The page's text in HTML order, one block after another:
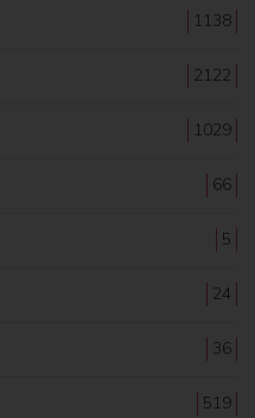
1138
2122
1029
66
5
24
36
519